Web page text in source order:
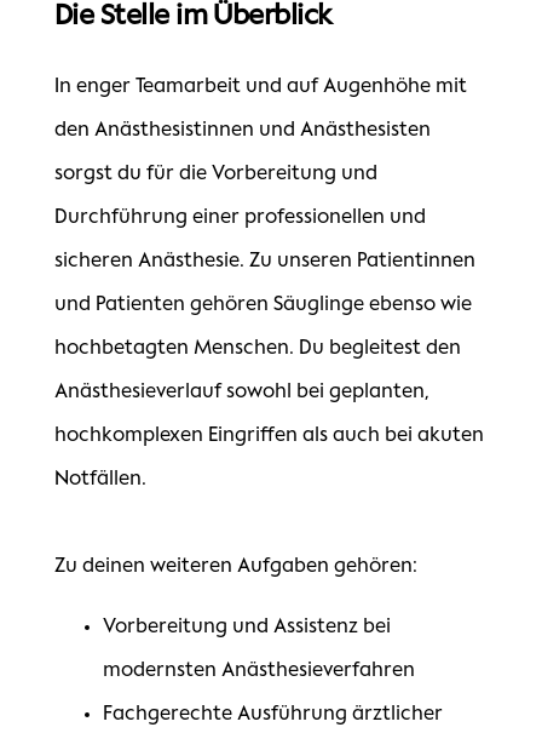
Die Stelle im Überblick
In enger Teamarbeit und auf Augenhöhe mit
den Anästhesistinnen und Anästhesisten
sorgst du für die Vorbereitung und
Durchführung einer professionellen und
sicheren Anästhesie. Zu unseren Patientinnen
und Patienten gehören Säuglinge ebenso wie
hochbetagten Menschen. Du begleitest den
Anästhesieverlauf sowohl bei geplanten,
hochkomplexen Eingriffen als auch bei akuten
Notfällen.
Zu deinen weiteren Aufgaben gehören:
Vorbereitung und Assistenz bei
modernsten Anästhesieverfahren
Fachgerechte Ausführung ärztlicher